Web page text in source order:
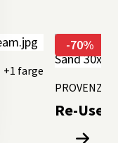
+1 farge
Re-Use
-70%
PROVENZA